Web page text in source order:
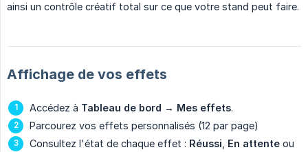
ainsi un contrôle créatif total sur ce que votre stand peut faire.
Affichage de vos effets
Accédez à Tableau de bord → Mes effets.
Parcourez vos effets personnalisés (12 par page)
Consultez l'état de chaque effet : Réussi En attente ou